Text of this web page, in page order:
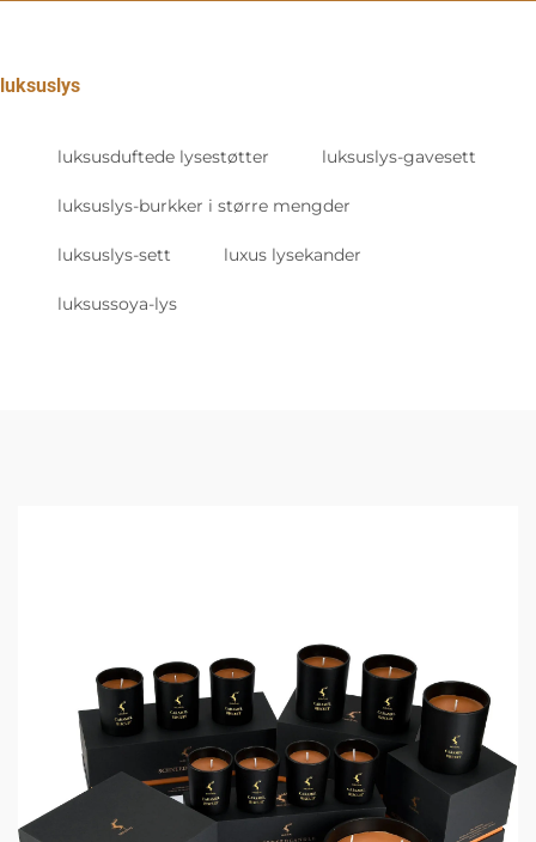
luksuslys
luksusduftede lysestøtter luksuslys-gavesett
luksuslys-burkker i større mengder
luksuslys-sett luxus lysekander
luksussoya-lys